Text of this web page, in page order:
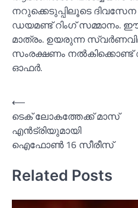
നറുക്കെടുപ്പിലൂടെ
ഡയമണ്ട് റിംഗ് സമ്മാനം.
മാത്രം. ഉയരുന്ന
സംരക്ഷണം
ഓഫര്‍.
Post
navigation
⟵
ടെക് ലോകത്തേക്ക് മാസ്
എൻട്രിയുമായി
ഐഫോണ്‍ 16 സീരീസ്
Related Posts